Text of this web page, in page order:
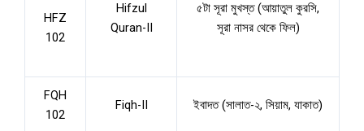
HFZ
102
Hifzul
Quran-II
৫টা সূরা মুখস্ত (আয়াতুল কুরসি,
সূরা নাসর থেকে ফিল)
FQH
102
Fiqh-II ইবাদত (সালাত-২, সিয়াম, যাকাত)